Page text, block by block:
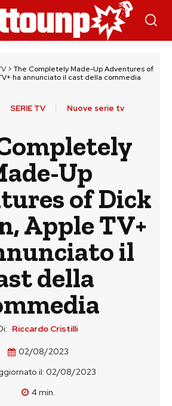
> The Completely Made-Up Adventures of
ha annunciato il cast della commedia
SERIE TV Nuove serie tv
Up
of Dick
Apple TV+
il
della
Riccardo Cristilli
02/08/2023
il: 02/08/2023
4min.